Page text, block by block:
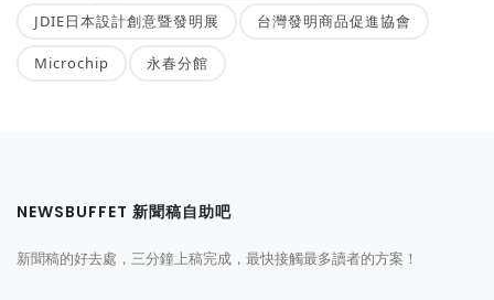
JDIE日本設計創意暨發明展 台灣發明商品促進協會
Microchip 永春分館
NEWSBUFFET 新聞稿自助吧
新聞稿的好去處，三分鐘上稿完成，最快接觸最多讀者的方案！